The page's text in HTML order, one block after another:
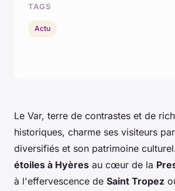
Le Var, terre de contrastes et de
historiques, charme ses visiteurs
diversifiés et son patrimoine
étoiles à Hyères au cœur de la
à l'effervescence de Saint Tropez
TAGS
Actu